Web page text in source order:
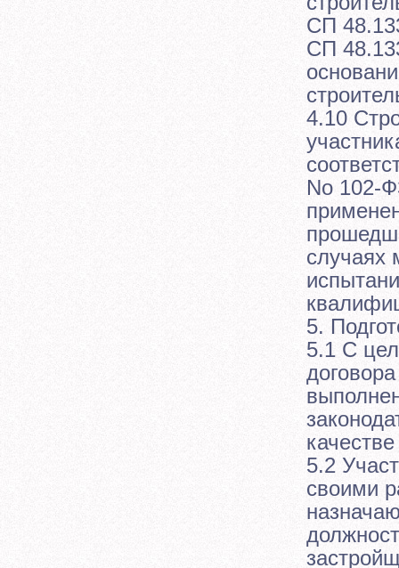
СП
СП
4.10
No 102-
случаях
5.
5.1 С
5.2
своими